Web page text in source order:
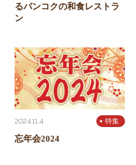
るバンコクの和食レストラ
ン
2024.11.4 特集
忘年会2024